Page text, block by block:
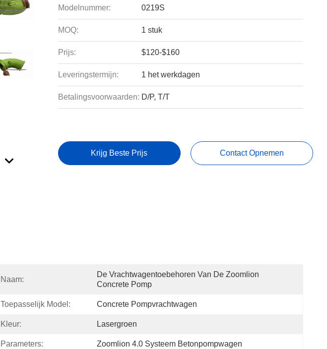
Modelnummer: 0219S
MOQ: 1 stuk
Prijs: $120-$160
Leveringstermijn: 1 het werkdagen
Betalingsvoorwaarden: D/P, T/T
Krijg Beste Prijs Contact Opnemen
Naam:
De Vrachtwagentoebehoren Van De Zoomlion
Concrete Pomp
Toepasselijk Model: Concrete Pompvrachtwagen
Kleur: Lasergroen
Parameters: Zoomlion 4.0 Systeem Betonpompwagen